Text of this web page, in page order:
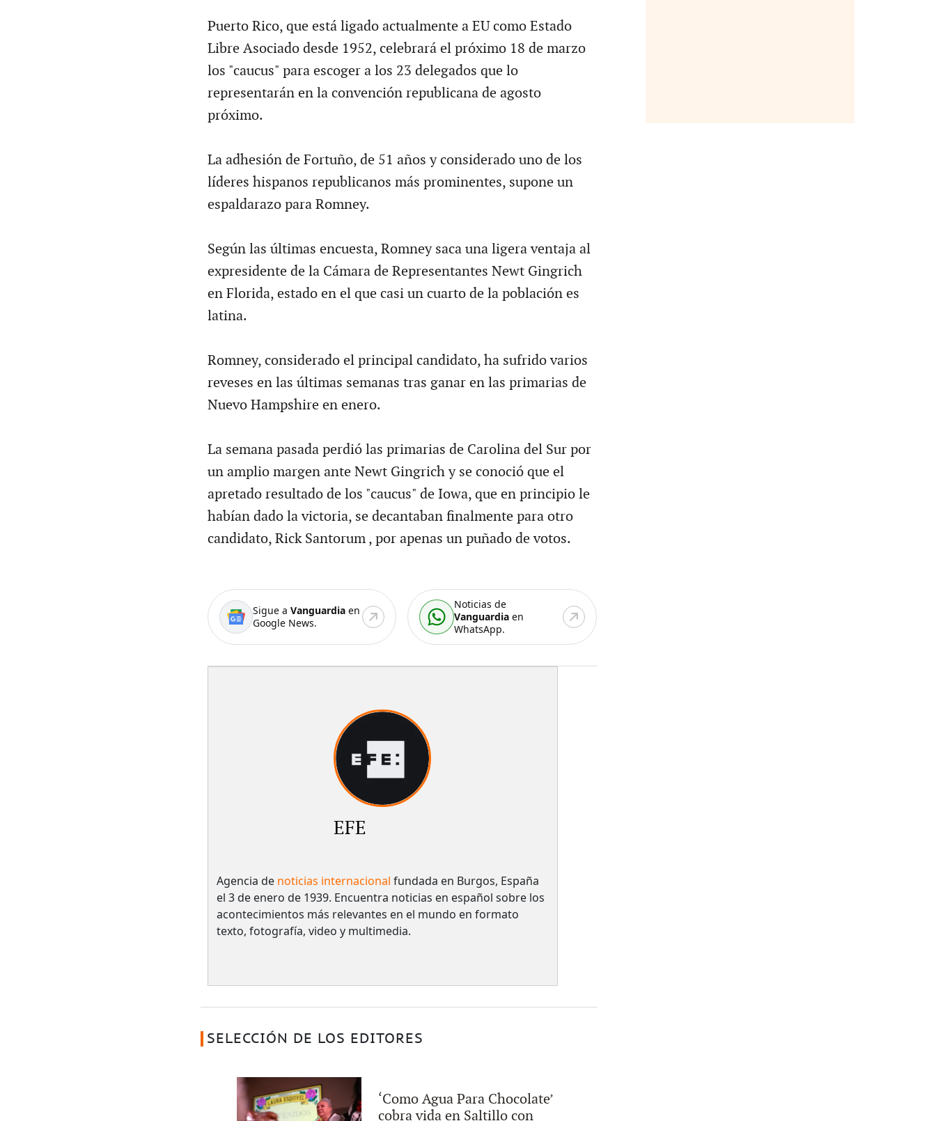
Puerto Rico, que está ligado actualmente a EU como Estado
Libre Asociado desde 1952, celebrará el próximo 18 de marzo
los "caucus" para escoger a los 23 delegados que lo
representarán en la convención republicana de agosto
próximo.
La adhesión de Fortuño, de 51 años y considerado uno de los
líderes hispanos republicanos más prominentes, supone un
espaldarazo para Romney.
Según las últimas encuesta, Romney saca una ligera ventaja al
expresidente de la Cámara de Representantes Newt Gingrich
en Florida, estado en el que casi un cuarto de la población es
latina.
Romney, considerado el principal candidato, ha sufrido varios
reveses en las últimas semanas tras ganar en las primarias de
Nuevo Hampshire en enero.
La semana pasada perdió las primarias de Carolina del Sur por
un amplio margen ante Newt Gingrich y se conoció que el
apretado resultado de los "caucus" de Iowa, que en principio le
habían dado la victoria, se decantaban finalmente para otro
candidato, Rick Santorum , por apenas un puñado de votos.
Sigue a Vanguardiaen
Google News.
Noticias de
Vanguardia en
WhatsApp.
EFE
Agencia de noticias internacional fundada en Burgos, España
el 3 de enero de 1939. Encuentra noticias en español sobre los
acontecimientos más relevantes en el mundo en formato
texto, fotografía, video y multimedia.
SELECCIÓN DE LOS EDITORES
‘Como Agua Para Chocolate’
cobra vida en Saltillo con